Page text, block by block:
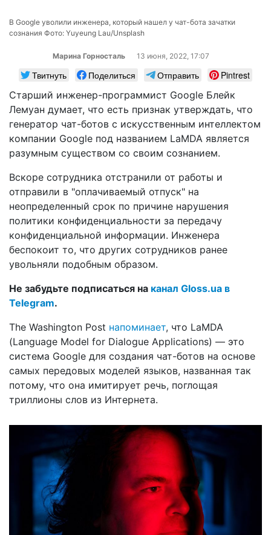
В Google уволили инженера, который нашел у чат-бота зачатки
сознания Фото: Yuyeung Lau/Unsplash
Марина Горносталь 13 июня, 2022, 17:07
Твитнуть Поделиться Отправить
Pintrest
Старший инженер-программист Google Блейк
Лемуан думает, что есть признак утверждать, что
генератор чат-ботов с искусственным интеллектом
компании Google под названием LaMDA является
разумным существом со своим сознанием.
Вскоре сотрудника отстранили от работы и
отправили в "оплачиваемый отпуск" на
неопределенный срок по причине нарушения
политики конфиденциальности за передачу
конфиденциальной информации. Инженера
беспокоит то, что других сотрудников ранее
увольняли подобным образом.
Не забудьте подписаться на канал Gloss.ua в
Telegram.
The Washington Post напоминает, что LaMDA
(Language Model for Dialogue Applications) — это
система Google для создания чат-ботов на основе
самых передовых моделей языков, названная так
потому, что она имитирует речь, поглощая
триллионы слов из Интернета.